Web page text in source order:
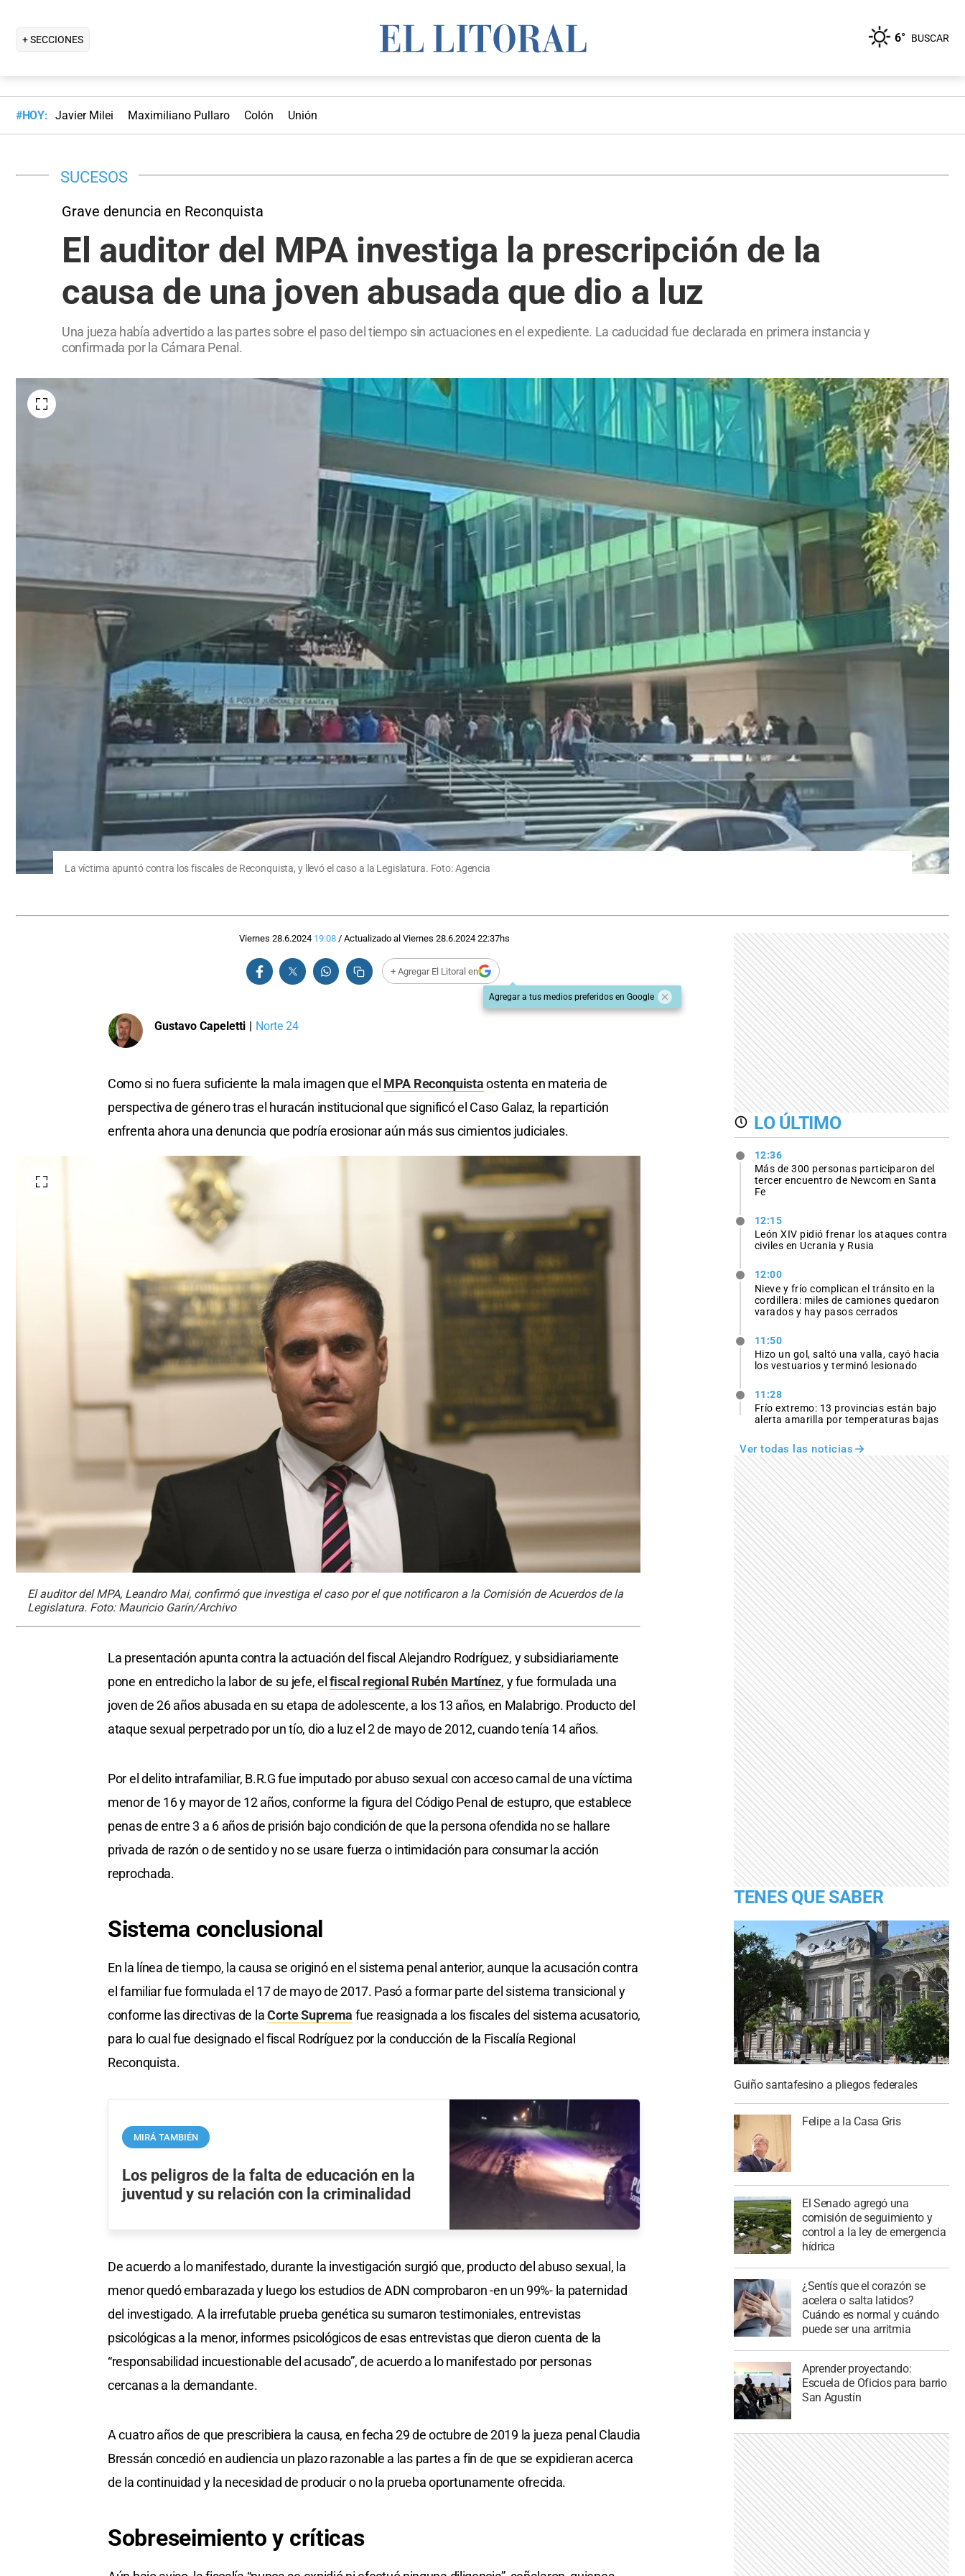
+ SECCIONES 6° BUSCAR
#HOY: Javier Milei Maximiliano Pullaro Colón Unión
SUCESOS
Grave denuncia en Reconquista
El auditor del MPA investiga la prescripción de la
causa de una joven abusada que dio a luz
Una jueza había advertido a las partes sobre el paso del tiempo sin actuaciones en el expediente. La caducidad fue declarada en primera instancia y
confirmada por la Cámara Penal.
La víctima apuntó contra los fiscales de Reconquista, y llevó el caso a la Legislatura. Foto: Agencia
Viernes 28.6.2024 19:08/ Actualizado al Viernes 28.6.2024 22:37hs
+ Agregar El Litoral en
Agregar a tus medios preferidos en Google
Gustavo Capeletti Norte 24
Como si no fuera suficiente la mala imagen que el MPA Reconquistaostenta en materia de
perspectiva de género tras el huracán institucional que significó el Caso Galaz, la repartición
enfrenta ahora una denuncia que podría erosionar aún más sus cimientos judiciales.
El auditor del MPA, Leandro Mai, confirmó que investiga el caso por el que notificaron a la Comisión de Acuerdos de la
Legislatura. Foto: Mauricio Garín/Archivo
La presentación apunta contra la actuación del fiscal Alejandro Rodríguez, y subsidiariamente
pone en entredicho la labor de su jefe, elfiscal regional Rubén Martínez, y fue formulada una
joven de 26 años abusada en su etapa de adolescente, a los 13 años, en Malabrigo. Producto del
ataque sexual perpetrado por un tío, dio a luz el 2 de mayo de 2012, cuando tenía 14 años.
Por el delito intrafamiliar, B.R.G fue imputado por abuso sexual con acceso carnal de una víctima
menor de 16 y mayor de 12 años, conforme la figura del Código Penal de estupro, que establece
penas de entre 3 a 6 años de prisión bajo condición de que la persona ofendida no se hallare
privada de razón o de sentido y no se usare fuerza o intimidación para consumar la acción
reprochada.
Sistema conclusional
En la línea de tiempo, la causa se originó en el sistema penal anterior, aunque la acusación contra
el familiar fue formulada el 17 de mayo de 2017. Pasó a formar parte del sistema transicional y
conforme las directivas de laCorte Suprema fue reasignada a los fiscales del sistema acusatorio,
para lo cual fue designado el fiscal Rodríguez por la conducción de la Fiscalía Regional
Reconquista.
MIRÁ TAMBIÉN
Los peligros de la falta de educación en la
juventud y su relación con la criminalidad
De acuerdo a lo manifestado, durante la investigación surgió que, producto del abuso sexual, la
menor quedó embarazada y luego los estudios de ADN comprobaron -en un 99%- la paternidad
del investigado. A la irrefutable prueba genética su sumaron testimoniales, entrevistas
psicológicas a la menor, informes psicológicos de esas entrevistas que dieron cuenta de la
“responsabilidad incuestionable del acusado”, de acuerdo a lo manifestado por personas
cercanas a la demandante.
A cuatro años de que prescribiera la causa, en fecha 29 de octubre de 2019 la jueza penal Claudia
Bressán concedió en audiencia un plazo razonable a las partes a fin de que se expidieran acerca
de la continuidad y la necesidad de producir o no la prueba oportunamente ofrecida.
Sobreseimiento y críticas
LO ÚLTIMO
12:36
Más de 300 personas participaron del
tercer encuentro de Newcom en Santa
Fe
12:15
León XIV pidió frenar los ataques contra
civiles en Ucrania y Rusia
12:00
Nieve y frío complican el tránsito en la
cordillera: miles de camiones quedaron
varados y hay pasos cerrados
11:50
Hizo un gol, saltó una valla, cayó hacia
los vestuarios y terminó lesionado
11:28
Frío extremo: 13 provincias están bajo
alerta amarilla por temperaturas bajas
Ver todas las noticias
TENES QUE SABER
Guiño santafesino a pliegos federales
Felipe a la Casa Gris
El Senado agregó una
comisión de seguimiento y
control a la ley de emergencia
hídrica
¿Sentís que el corazón se
acelera o salta latidos?
Cuándo es normal y cuándo
puede ser una arritmia
Aprender proyectando:
Escuela de Oficios para barrio
San Agustín